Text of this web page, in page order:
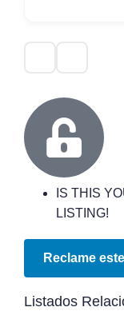
IS THIS
LISTING!
Reclame
Listados